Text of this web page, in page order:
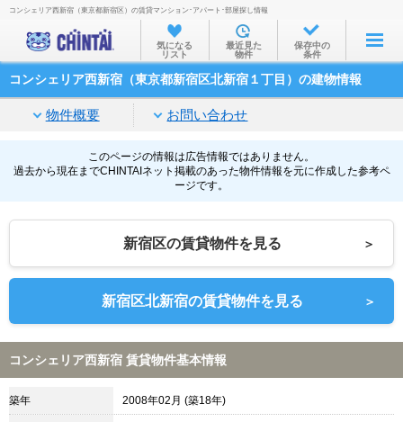
お部屋を探す
沿線・駅から
家賃相場から
通勤通学時間から
物件特集から
不動産会社から
TOP
コンシェリア西新宿（東京都新宿区）の賃貸マンション･アパート･部屋探し情報
気になる
リスト
最近見た
物件
保存中の
条件
コンシェリア西新宿（東京都新宿区北新宿１丁目）の建物情報
物件概要 お問い合わせ
このページの情報は広告情報ではありません。
過去から現在までCHINTAIネット掲載のあった物件情報を元に作成した参考ペ
ージです。
新宿区の賃貸物件を見る ＞
新宿区北新宿の賃貸物件を見る ＞
コンシェリア西新宿 賃貸物件基本情報
築年 2008年02月 (築18年)